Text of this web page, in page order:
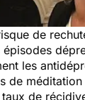
de
les
de
de